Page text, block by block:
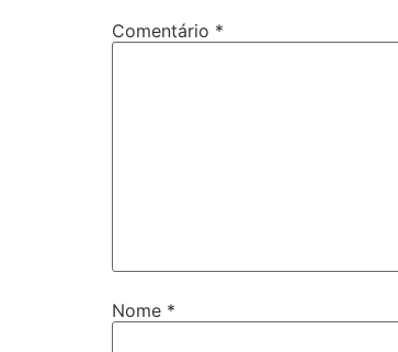
Comentário *
Nome *